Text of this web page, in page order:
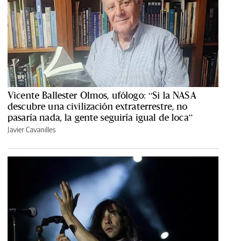
Vicente Ballester Olmos, ufólogo: “Si la NASA
descubre una civilización extraterrestre, no
pasaría nada, la gente seguiría igual de loca”
Javier Cavanilles